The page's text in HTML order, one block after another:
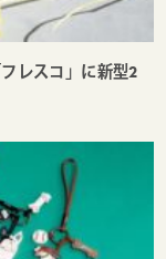
レスコ」に新型2